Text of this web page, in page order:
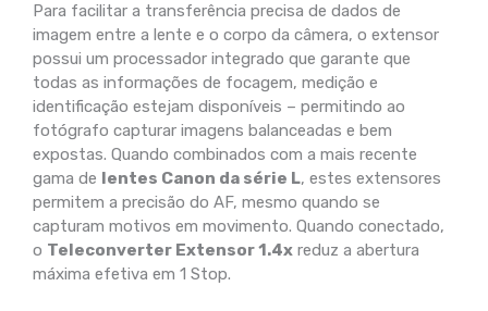
Para facilitar a transferência precisa de dados de
imagem entre a lente e o corpo da câmera, o extensor
possui um processador integrado que garante que
todas as informações de focagem, medição e
identificação estejam disponíveis – permitindo ao
fotógrafo capturar imagens balanceadas e bem
expostas. Quando combinados com a mais recente
gama de lentes Canon da série L, estes extensores
permitem a precisão do AF, mesmo quando se
capturam motivos em movimento. Quando conectado,
o Teleconverter Extensor 1.4x reduz a abertura
máxima efetiva em 1 Stop.